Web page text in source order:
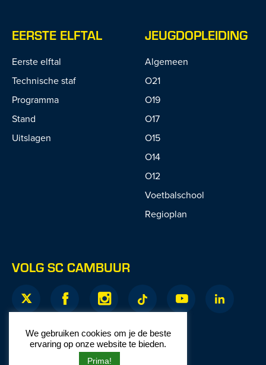
EERSTE ELFTAL
Eerste elftal
Technische staf
Programma
Stand
Uitslagen
JEUGDOPLEIDING
Algemeen
O21
O19
O17
O15
O14
O12
Voetbalschool
Regioplan
VOLG SC CAMBUUR
We gebruiken cookies om je de beste
ervaring op onze website te bieden.
Prima!